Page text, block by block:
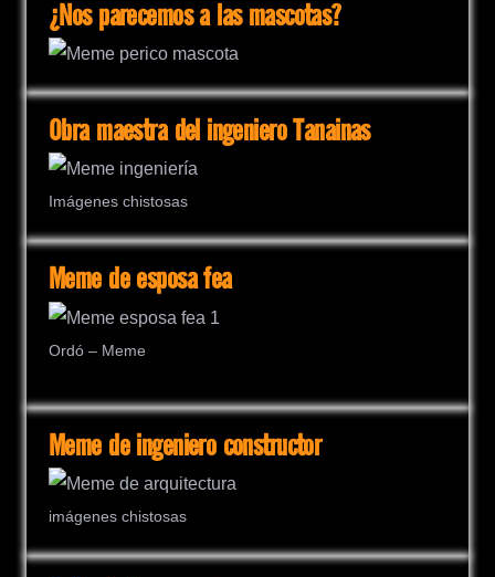
¿Nos parecemos a las mascotas?
Obra maestra del ingeniero Tanainas
Imágenes chistosas
Meme de esposa fea
Ordó – Meme
Meme de ingeniero constructor
imágenes chistosas